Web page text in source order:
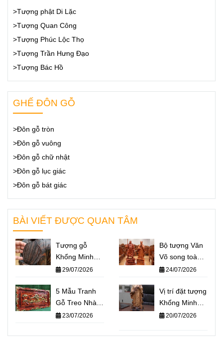
>Tượng phật Di Lặc
>Tượng Quan Công
>Tượng Phúc Lộc Thọ
>Tượng Trần Hưng Đạo
>Tượng Bác Hồ
GHẾ ĐÔN GỖ
>Đôn gỗ tròn
>Đôn gỗ vuông
>Đôn gỗ chữ nhật
>Đôn gỗ lục giác
>Đôn gỗ bát giác
BÀI VIẾT ĐƯỢC QUAN TÂM
Tượng gỗ
Khổng Minh
giá bao nhiêu?
mẫu tượng
Khổng Minh
nổi bật nhất
29/07/2026
Bộ tượng Văn
Võ song toàn
Khổng Minh –
nghĩa và cách
đặt trên bàn
làm việc
24/07/2026
5 Mẫu Tranh
Gỗ Treo Nhà
Thờ Họ Ý
2026
23/07/2026
Vị trí đặt tượng
Khổng Minh
chuẩn phong
gian nào giúp
20/07/2026